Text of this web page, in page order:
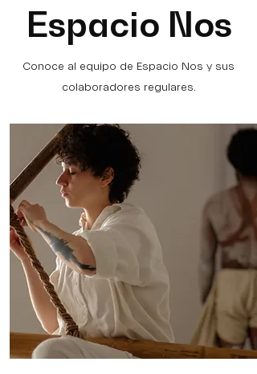
Espacio Nos
Conoce al equipo de Espacio Nos y sus
colaboradores regulares.